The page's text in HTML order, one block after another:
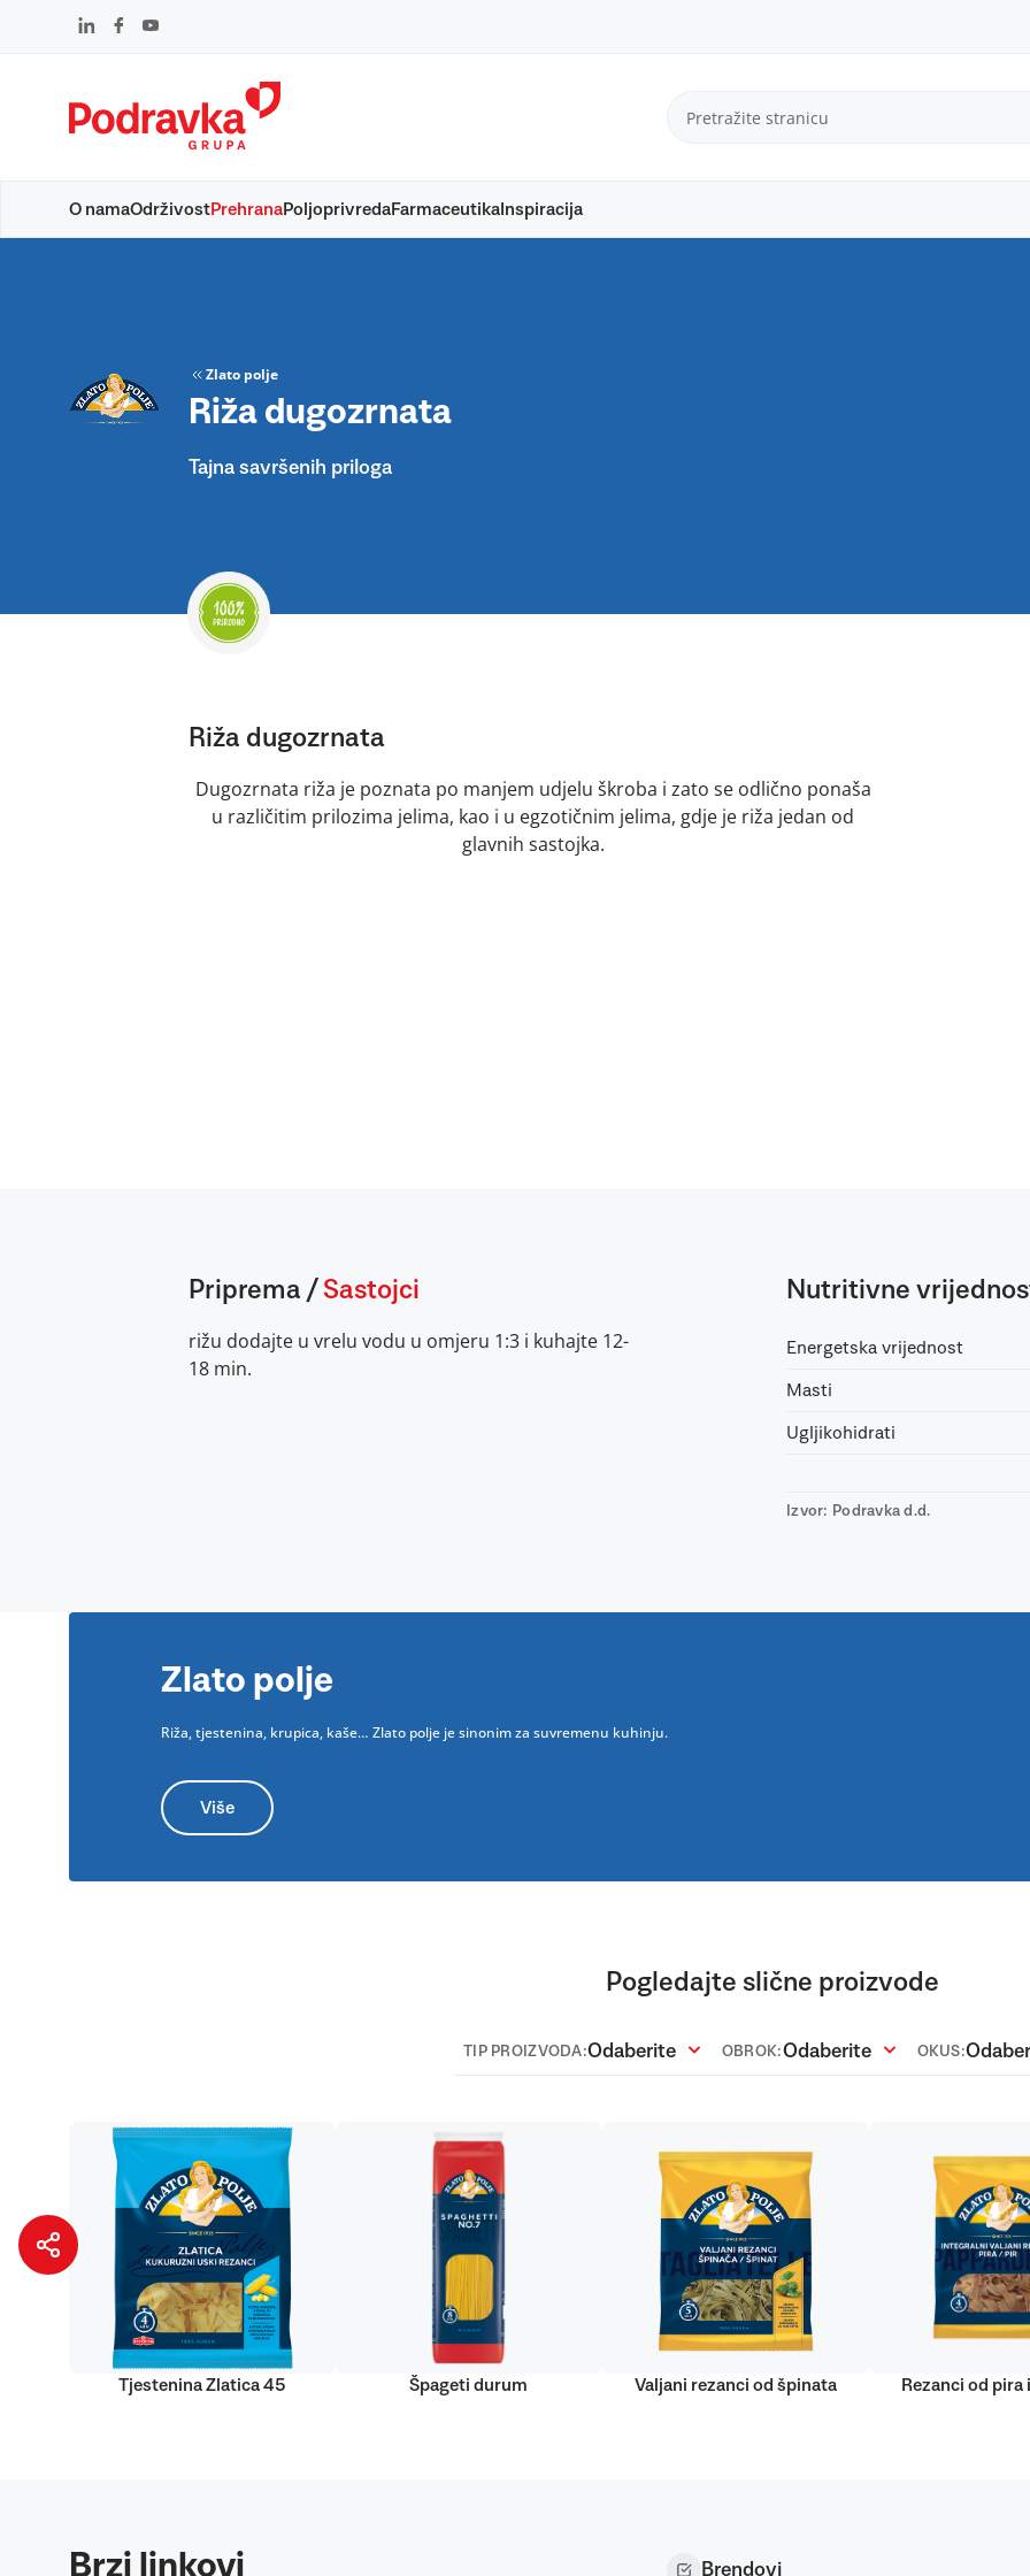
O namaOdrživostPrehranaPoljoprivredaFarmaceutikaInspiracija
Zlato polje
Riža dugozrnata
Tajna savršenih priloga
Riža dugozrnata
Dugozrnata riža je poznata po manjem udjelu škroba i zato se odlično ponaša
u različitim prilozima jelima, kao i u egzotičnim jelima, gdje je riža jedan od
glavnih sastojka.
Priprema / Sastojci
rižu dodajte u vrelu vodu u omjeru 1:3 i kuhajte 12-
18 min.
Nutritivne
Energetska vrijednost
Masti
Ugljikohidrati
Izvor: Podravka d.d.
Zlato polje
Riža, tjestenina, krupica, kaše… Zlato polje je sinonim za suvremenu kuhinju.
Više
Pogledajte slične proizvode
TIP PROIZVODA:Odaberite OBROK:Odaberite OKUS:
Tjestenina Zlatica 45 Špageti durum Valjani rezanci od špinata Rezanci od
Brzi linkovi Brendovi